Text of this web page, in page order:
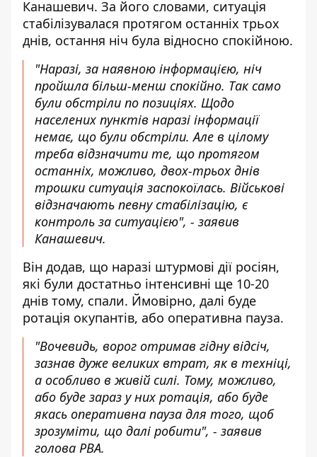
Канашевич. За його словами, ситуація
стабілізувалася протягом останніх трьох
днів, остання ніч була відносно спокійною.
"Наразі, за наявною інформацією, ніч
пройшла більш-менш спокійно. Так само
були обстріли по позиціях. Щодо
населених пунктів наразі інформації
немає, що були обстріли. Але в цілому
треба відзначити те, що протягом
останніх, можливо, двох-трьох днів
трошки ситуація заспокоїлась. Військові
відзначають певну стабілізацію, є
контроль за ситуацією", - заявив
Канашевич.
Він додав, що наразі штурмові дії росіян,
які були достатньо інтенсивні ще 10-20
днів тому, спали. Ймовірно, далі буде
ротація окупантів, або оперативна пауза.
"Вочевидь, ворог отримав гідну відсіч,
зазнав дуже великих втрат, як в техніці,
а особливо в живій силі. Тому, можливо,
або буде зараз у них ротація, або буде
якась оперативна пауза для того, щоб
зрозуміти, що далі робити", - заявив
голова РВА.